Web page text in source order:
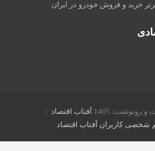
خرید و فروش خودرو در ایران
رونوشت: 1405
آفتاب اقتصاد
شخصی کاربران آفتاب اقتصاد